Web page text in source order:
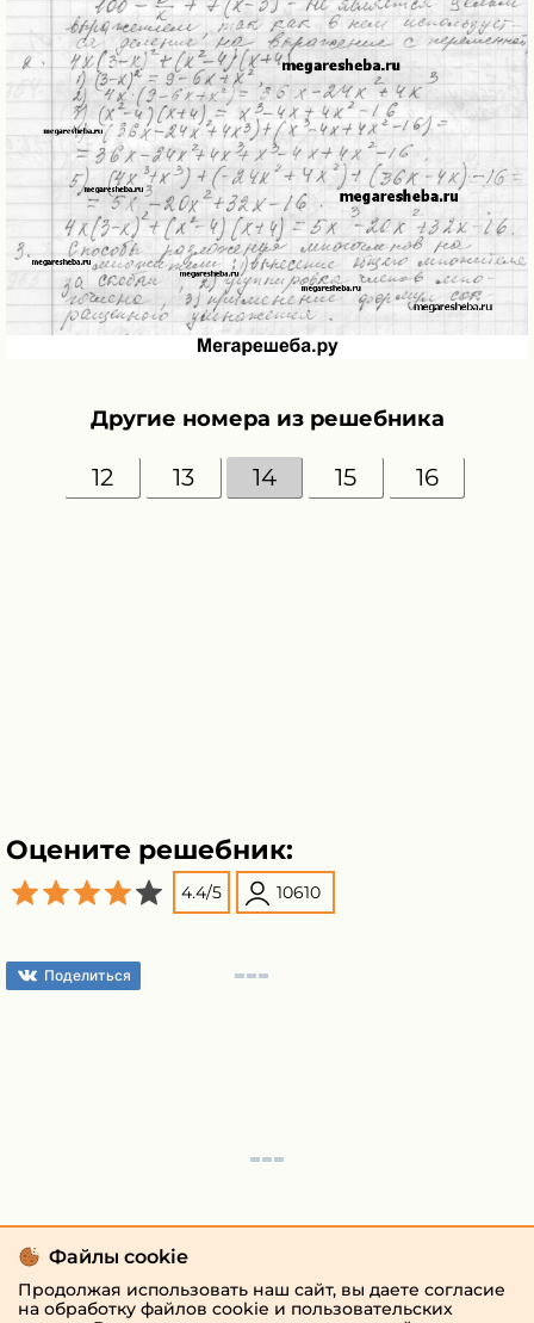
Другие номера из решебника
12 13 14 15 16
Оцените решебник:
4.4/5 10610
Поделиться
Файлы cookie
Продолжая использовать наш сайт, вы даете согласие
на обработку файлов cookie и пользовательских